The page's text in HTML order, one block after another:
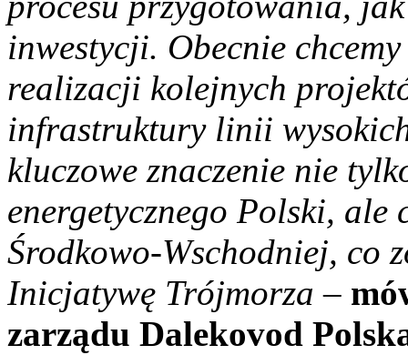
inwestycji. Obecnie
realizacji kolejnych
infrastruktury linii
kluczowe znaczenie nie
energetycznego Polski, ale
Środkowo-Wschodniej, co
Inicjatywę Trójmorza –
zarządu Dalekovod